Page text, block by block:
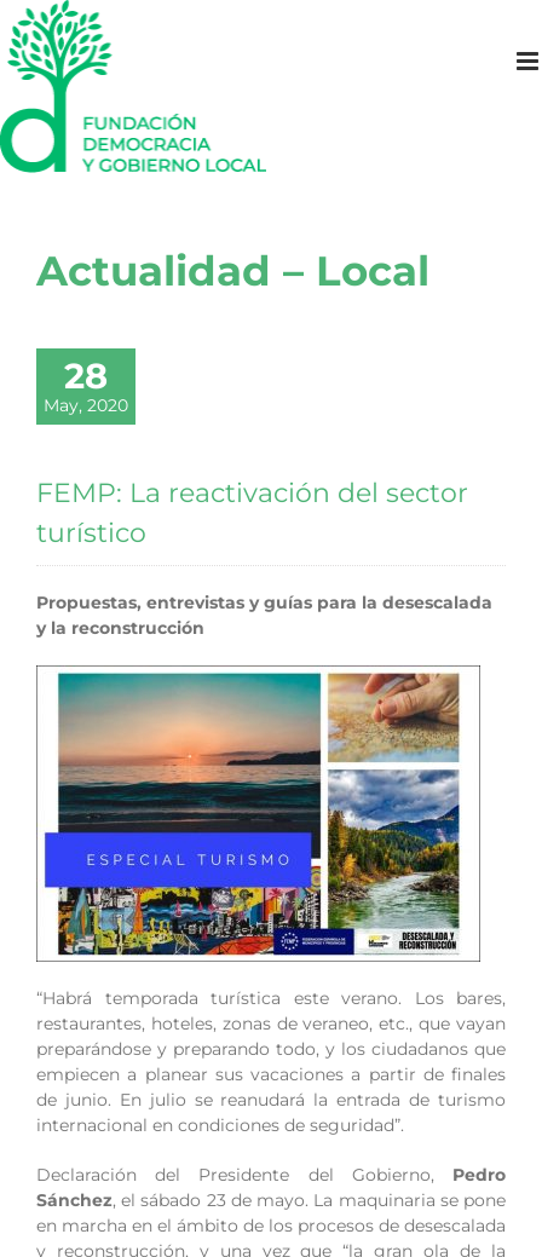
Saltar
al
contenido
Actualidad – Local
28
May, 2020
FEMP: La reactivación del sector
turístico
Propuestas, entrevistas y guías para la desescalada
y la reconstrucción
“Habrá temporada turística este verano. Los bares,
restaurantes, hoteles, zonas de veraneo, etc., que vayan
preparándose y preparando todo, y los ciudadanos que
empiecen a planear sus vacaciones a partir de finales
de junio. En julio se reanudará la entrada de turismo
internacional en condiciones de seguridad”.
Declaración del Presidente del Gobierno, Pedro
Sánchez, el sábado 23 de mayo. La maquinaria se pone
en marcha en el ámbito de los procesos de desescalada
y reconstrucción, y una vez que “la gran ola de la